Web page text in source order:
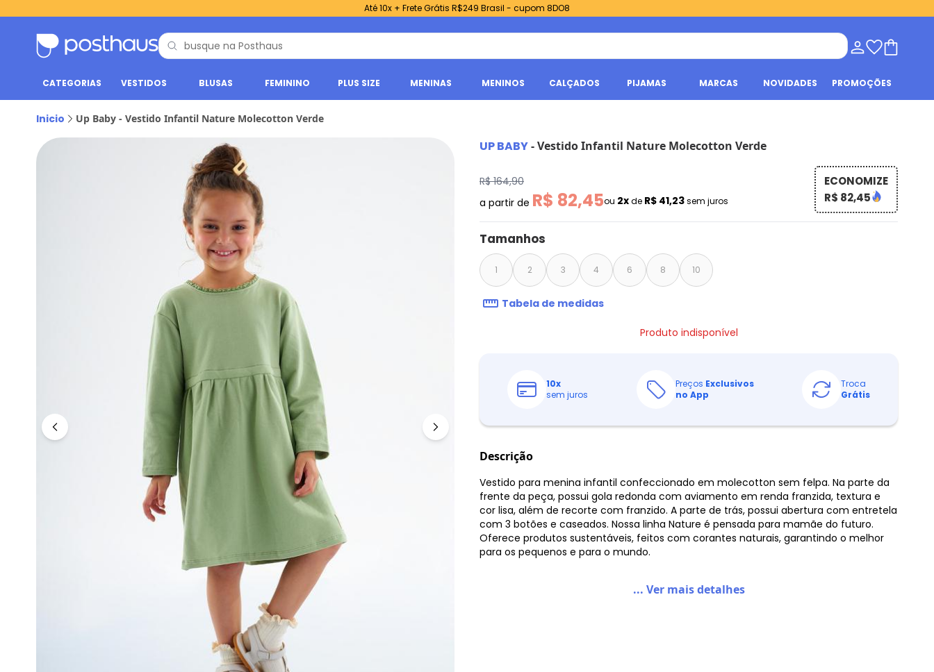
Até 10x + Frete Grátis R$249 Brasil - cupom 8DO8
CATEGORIAS VESTIDOS BLUSAS FEMININO PLUS SIZE MENINAS MENINOS CALÇADOS PIJAMAS MARCAS NOVIDADES PROMOÇÕES
Inicio Up Baby - Vestido Infantil Nature Molecotton Verde
UP BABY-Vestido Infantil Nature Molecotton Verde
R$ 164,90
a partir de R$ 82,45ou 2xde R$ 41,23sem juros
ECONOMIZE
R$ 82,45
Tamanhos
1 2 3 4 6 8 10
Tabela de medidas
Produto indisponível
10x
sem juros
Preços Exclusivos
no App
Troca
Grátis
Descrição
Vestido para menina infantil confeccionado em molecotton sem felpa. Na parte da
frente da peça, possui gola redonda com aviamento em renda franzida, textura e
cor lisa, além de recorte com franzido. A parte de trás, possui abertura com entretela
com 3 botões e caseados. Nossa linha Nature é pensada para mamãe do futuro.
Oferece produtos sustentáveis, feitos com corantes naturais, garantindo o melhor
para os pequenos e para o mundo.
... Ver mais detalhes